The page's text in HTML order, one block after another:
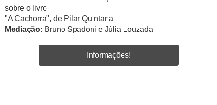
sobre o livro
"A Cachorra", de Pilar Quintana
Mediação: Bruno Spadoni e Júlia Louzada
Informações!